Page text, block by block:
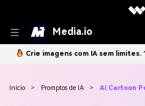
Media.io
Crie imagens com IA sem limites.
Início > Promptos de IA > AI Cartoon